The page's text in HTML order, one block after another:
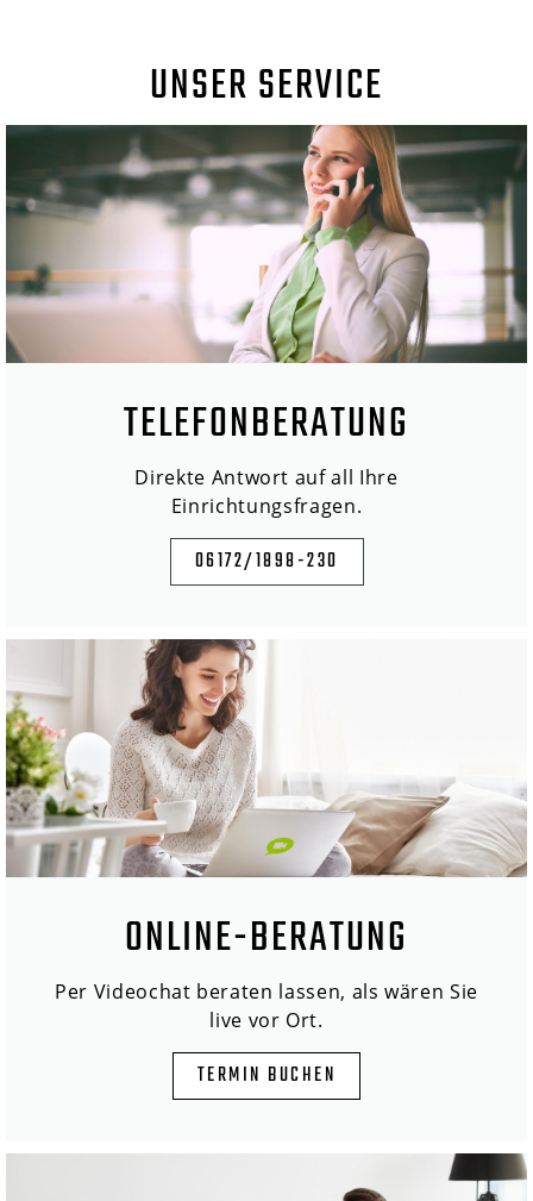
UNSER SERVICE
TELEFONBERATUNG
Direkte Antwort auf all Ihre
Einrichtungsfragen.
06172/1898-230
ONLINE-BERATUNG
Per Videochat beraten lassen, als wären Sie
live vor Ort.
TERMIN BUCHEN